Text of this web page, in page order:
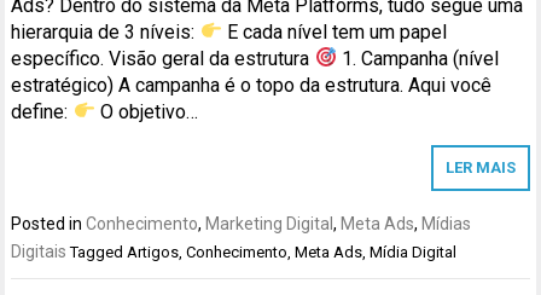
Ads? Dentro do sistema da Meta Platforms, tudo segue uma
hierarquia de 3 níveis:
E cada nível tem um papel
específico. Visão geral da estrutura
1. Campanha (nível
estratégico) A campanha é o topo da estrutura. Aqui você
define:
O objetivo…
LER MAIS
Posted inConhecimento, Marketing Digital, Meta Ads, Mídias
Digitais Tagged Artigos ,Conhecimento ,Meta Ads ,Mídia Digital